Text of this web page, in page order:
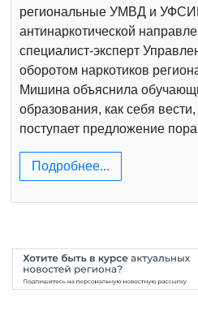
региональные УМВД и
антинаркотической
специалист-эксперт
оборотом наркотиков
Мишина объяснила
образования, как себя
поступает предложение
Подробнее...